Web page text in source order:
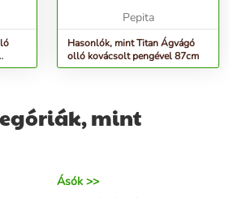
Pepita
Hasonlók, mint Titan Ágvágó
olló kovácsolt pengével 87cm
mint
Ásók >>